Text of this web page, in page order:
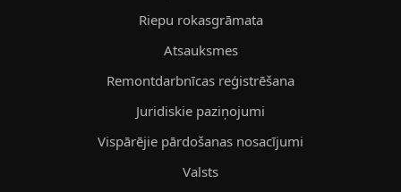
Riepu rokasgrāmata
Atsauksmes
Remontdarbnīcas reģistrēšana
Juridiskie paziņojumi
Vispārējie pārdošanas nosacījumi
Valsts